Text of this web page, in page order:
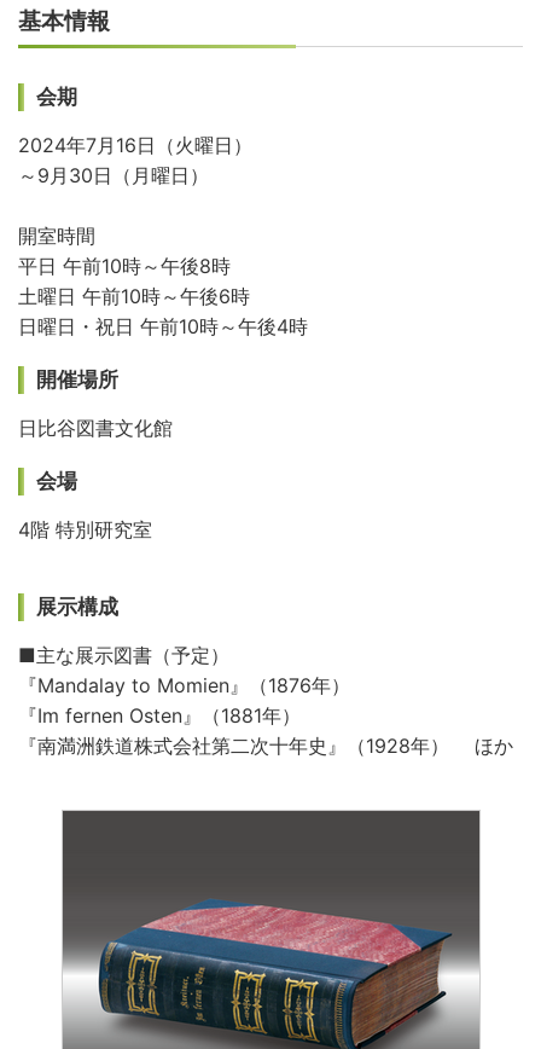
基本情報
会期
2024年7月16日（火曜日）
～9月30日（月曜日）
開室時間
平日 午前10時～午後8時
土曜日 午前10時～午後6時
日曜日・祝日 午前10時～午後4時
開催場所
日比谷図書文化館
会場
4階 特別研究室
展示構成
■主な展示図書（予定）
『Mandalay to Momien』（1876年）
『Im fernen Osten』（1881年）
『南満洲鉄道株式会社第二次十年史』（1928年） ほか